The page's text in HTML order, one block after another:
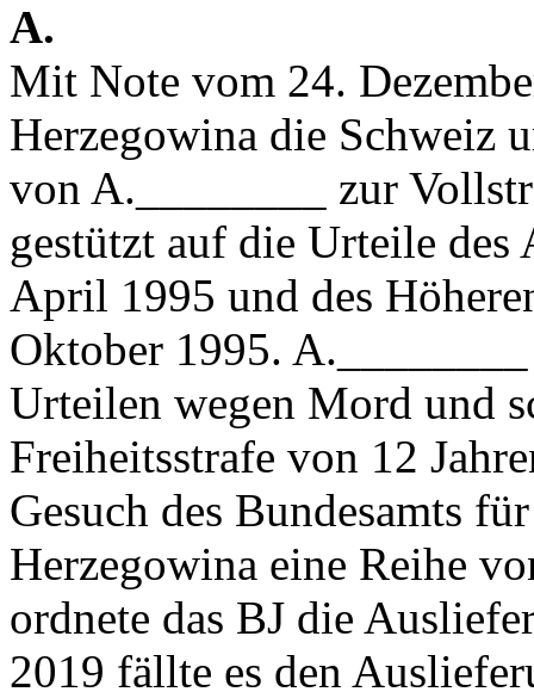
A.
Mit Note vom 24.
Herzegowina die Schweiz
von A.________ zur
gestützt auf die Urteile
April 1995 und des
Oktober 1995.
Urteilen wegen Mord und
Freiheitsstrafe von 12
Gesuch des Bundesamts
Herzegowina eine Reihe
ordnete das BJ die
2019 fällte es den